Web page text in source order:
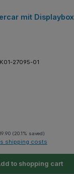
mit Displaybox
27095-01
(20.1% saved)
shipping costs
to shopping cart